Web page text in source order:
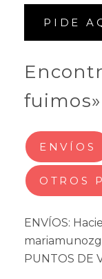
PIDE
fuimos»
ENVÍOS
OTROS
ENVÍOS:
PUNTOS DE